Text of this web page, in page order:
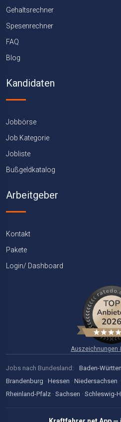
Gehaltsrechner
Spesenrechner
FAQ
Blog
Kandidaten
Jobbörse
Job Kategorie
Jobliste
Bußgeldkatalog
Arbeitgeber
Kontakt
Pakete
Login/ Dashboard
Auszeichnungen
Jobs nach Bundesland: Baden-
Brandenburg · Hessen · Niedersachsen ·
Rheinland-Pfalz · Sachsen · Schleswig-